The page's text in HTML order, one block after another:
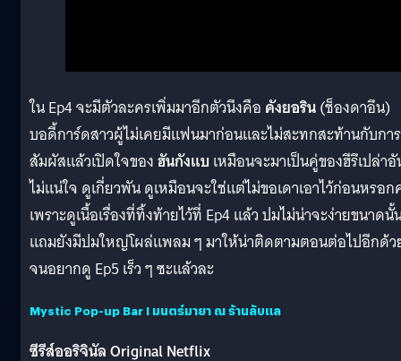
ใน Ep4 จะมีตัวละครเพิ่มมาอีกตัวนึงคือ คังยอริน(ช็องดาอึน)
บอดี้การ์ดสาวผู้ไม่เคยมีแฟนมาก่อนและไม่สะทกสะท้านกับการ
สัมผัสแล้วเปิดใจของฮันกังแบ เหมือนจะมาเป็นคู่ของฮีรึเปล่า
ไม่แน่ใจ ดูเกี่ยวพัน ดูเหมือนจะใช่แต่ไม่ขอเดาเอาไว้ก่อนหรอก
เพราะดูเนื้อเรื่องที่ทิ้งท้ายไว้ที่ Ep4 แล้ว ปมไม่น่าจะง่ายขนาดนั้
แถมยังมีปมใหญ่โผล่แพลม ๆ มาให้น่าติดตามตอนต่อไปอีกด้
จนอยากดู Ep5 เร็ว ๆ ซะแล้วละ
Mystic Pop-up Bar I มนตร์มายา ณ ร้านลับแล
ซีรีส์ออริจินัล Original Netflix